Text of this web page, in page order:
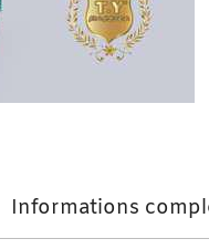
Informations